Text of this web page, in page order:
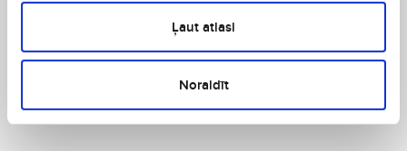
Ļaut atlasi
Noraidīt